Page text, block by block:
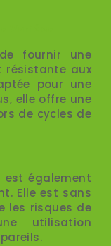
fournir une
résistante aux
pour une
elle offre une
de cycles de
est également
Elle est sans
les risques de
utilisation